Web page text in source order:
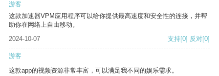
游客
这款加速器VPM应用程序可以给你提供最高速度和安全性的连接，并帮
助你在网络上自由移动。
2024-10-07
支持[0] 反对[0]
游客
这款app的视频资源非常丰富，可以满足我不同的娱乐需求。